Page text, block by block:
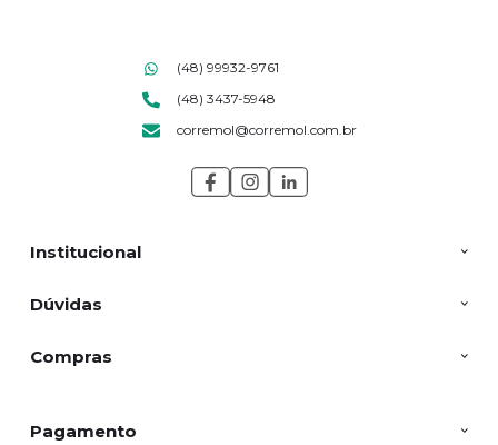
Institucional
Dúvidas
Compras
(48) 99932-9761
(48) 3437-5948
corremol@corremol.com.br
Pagamento